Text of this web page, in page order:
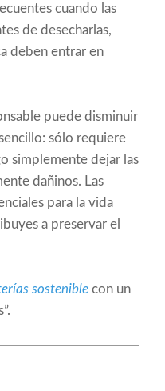
cuando las
de desecharlas,
deben entrar en
puede disminuir
sólo requiere
simplemente dejar las
dañinos. Las
para la vida
a preservar el
sostenible con un